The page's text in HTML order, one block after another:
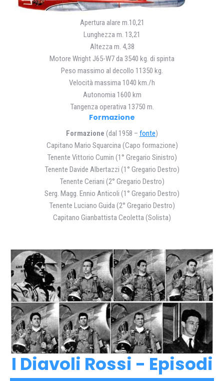
Apertura alare m.10,21
Lunghezza m. 13,21
Altezza m. 4,38
Motore Wright J65-W7 da 3540 kg. di spinta
Peso massimo al decollo 11350 kg.
Velocità massima 1040 km./h
Autonomia 1600 km
Tangenza operativa 13750 m.
Formazione
Formazione (dal 1958 – fonte)
Capitano Mario Squarcina (Capo formazione)
Tenente Vittorio Cumin (1° Gregario Sinistro)
Tenente Davide Albertazzi (1° Gregario Destro)
Tenente Ceriani (2° Gregario Destro)
Serg. Magg. Ennio Anticoli (1° Gregario Destro)
Tenente Luciano Guida (2° Gregario Destro)
Capitano Gianbattista Ceoletta (Solista)
I Diavoli Rossi - Episodi